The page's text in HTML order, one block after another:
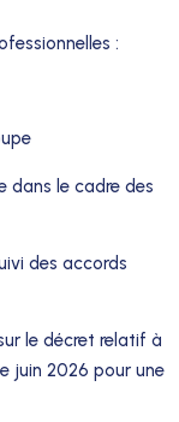
:
dans le cadre des
des accords
le décret relatif à
juin 2026 pour une